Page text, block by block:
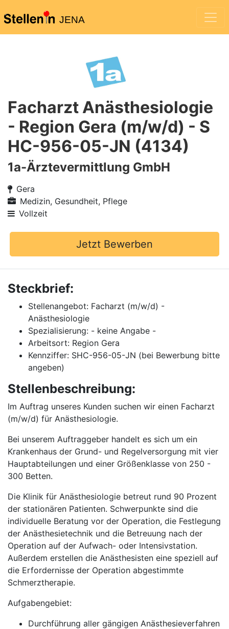
JENA
Facharzt Anästhesiologie
- Region Gera (m/w/d) - S
HC-956-05-JN (4134)
1a-Ärztevermittlung GmbH
Gera
Medizin, Gesundheit, Pflege
Vollzeit
Jetzt Bewerben
Steckbrief:
Stellenangebot: Facharzt (m/w/d) -
Anästhesiologie
Spezialisierung: - keine Angabe -
Arbeitsort: Region Gera
Kennziffer: SHC-956-05-JN (bei Bewerbung bitte
angeben)
Stellenbeschreibung:
Im Auftrag unseres Kunden suchen wir einen Facharzt
(m/w/d) für Anästhesiologie.
Bei unserem Auftraggeber handelt es sich um ein
Krankenhaus der Grund- und Regelversorgung mit vier
Hauptabteilungen und einer Größenklasse von 250 -
300 Betten.
Die Klinik für Anästhesiologie betreut rund 90 Prozent
der stationären Patienten. Schwerpunkte sind die
individuelle Beratung vor der Operation, die Festlegung
der Anästhesietechnik und die Betreuung nach der
Operation auf der Aufwach- oder Intensivstation.
Außerdem erstellen die Anästhesisten eine speziell auf
die Erfordernisse der Operation abgestimmte
Schmerztherapie.
Aufgabengebiet:
Durchführung aller gängigen Anästhesieverfahren